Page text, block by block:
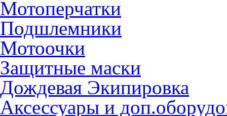
Мотоперчатки
Подшлемники
Мотоочки
Защитные маски
Дождевая Экипировка
Аксессуары и